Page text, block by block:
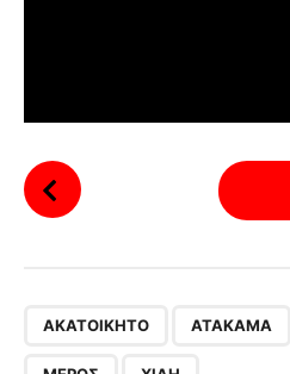
P
o
ΑΚΑΤΟΊΚΗΤΟ ΑΤΑΚΆΜΑ